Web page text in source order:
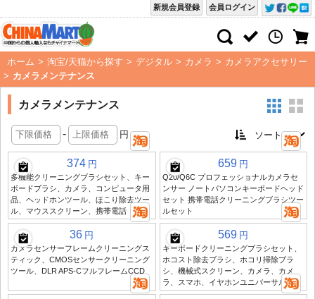
会員ログイン
新規会員登録
ホーム > 淘宝/天猫から探す > デジタル > カメラ > カメラアクセサリー
> カメラメンテナンス
カメラメンテナンス
- 円
374 円
多機能クリーニングブラシセット、キー
ボードブラシ、カメラ、コンピュータ用
品、ヘッドホンツール、ほこり除去ツー
ル、マウススクリーン、携帯電話
659 円
Q20/Q6C プロフェッショナルカメラセ
ンサー ノートパソコンキーボードヘッド
セット 携帯電話クリーニングブラシツー
ルセット
36 円
カメラセンサーフレームクリーニングス
ティック、CMOSセンサークリーニング
ツール、DLR APS-CフルフレームCCD
569 円
キーボードクリーニングブラシセット、
ホコスト除去ブラシ、ホコリ掃除ブラ
シ、機械式スクリーン、カメラ、カメ
ラ、スマホ、イヤホンユニバーサル